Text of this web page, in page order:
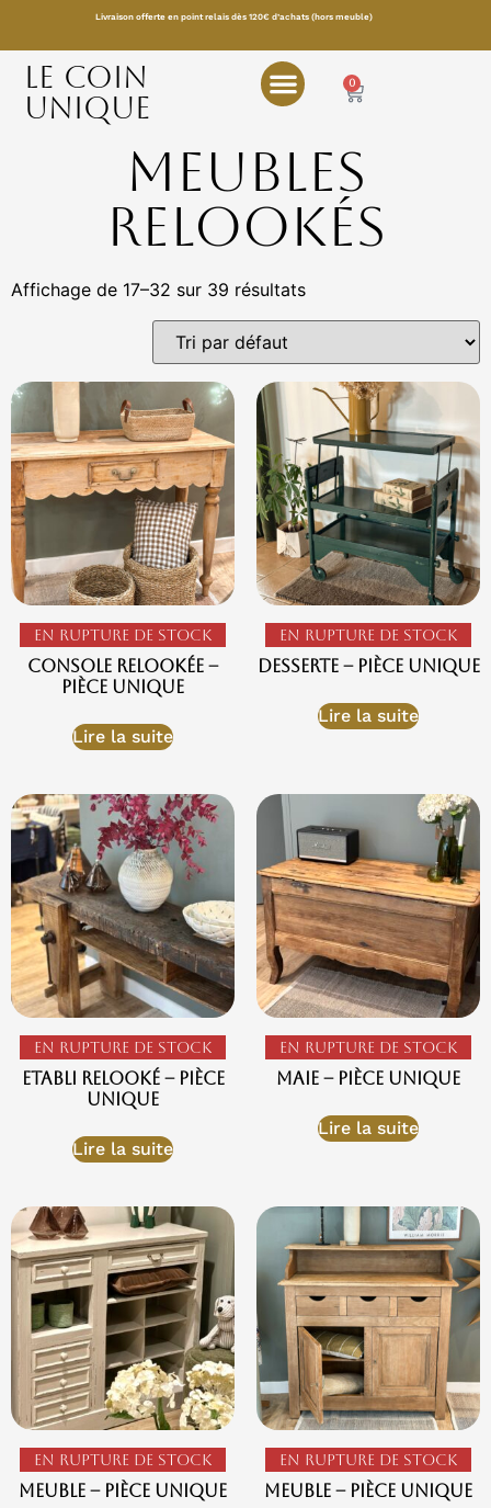
Livraison offerte en point relais dès 120€ d’achats (hors meuble)
LE COIN
UNIQUE
0
Meubles
relookés
Affichage de 17–32 sur 39 résultats
En rupture de stock
Console relookée –
Pièce Unique
Lire la suite
En rupture de stock
Desserte – Pièce Unique
Lire la suite
En rupture de stock
Etabli Relooké – Pièce
Unique
Lire la suite
En rupture de stock
Maie – Pièce Unique
Lire la suite
En rupture de stock
Meuble – Pièce unique
En rupture de stock
Meuble – Pièce Unique